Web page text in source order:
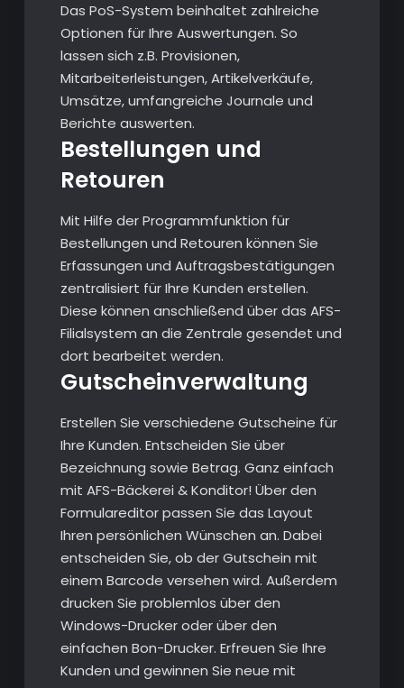
Das PoS-System beinhaltet zahlreiche
Optionen für Ihre Auswertungen. So
lassen sich z.B. Provisionen,
Mitarbeiterleistungen, Artikelverkäufe,
Umsätze, umfangreiche Journale und
Berichte auswerten.
Bestellungen und
Retouren
Mit Hilfe der Programmfunktion für
Bestellungen und Retouren können Sie
Erfassungen und Auftragsbestätigungen
zentralisiert für Ihre Kunden erstellen.
Diese können anschließend über das AFS-
Filialsystem an die Zentrale gesendet und
dort bearbeitet werden.
Gutscheinverwaltung
Erstellen Sie verschiedene Gutscheine für
Ihre Kunden. Entscheiden Sie über
Bezeichnung sowie Betrag. Ganz einfach
mit AFS-Bäckerei & Konditor! Über den
Formulareditor passen Sie das Layout
Ihren persönlichen Wünschen an. Dabei
entscheiden Sie, ob der Gutschein mit
einem Barcode versehen wird. Außerdem
drucken Sie problemlos über den
Windows-Drucker oder über den
einfachen Bon-Drucker. Erfreuen Sie Ihre
Kunden und gewinnen Sie neue mit